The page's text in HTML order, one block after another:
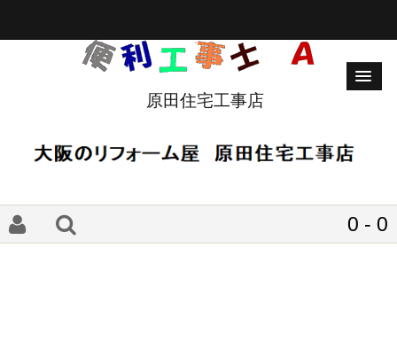
原田住宅工事店
0 - 0